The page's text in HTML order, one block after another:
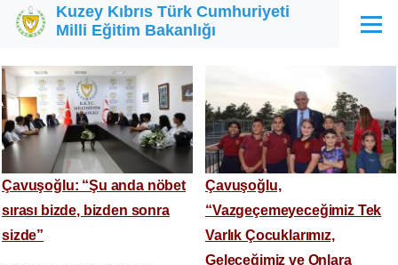
Ana içeriğe atla
Kuzey Kıbrıs Türk Cumhuriyeti
Milli Eğitim Bakanlığı
Menü
Çavuşoğlu: “Şu anda nöbet
sırası bizde, bizden sonra
sizde”
Çavuşoğlu,
“Vazgeçemeyeceğimiz Tek
Varlık Çocuklarımız,
Geleceğimiz ve Onlara